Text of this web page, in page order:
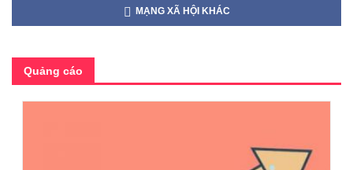
MẠNG XÃ HỘI KHÁC
Quảng cáo